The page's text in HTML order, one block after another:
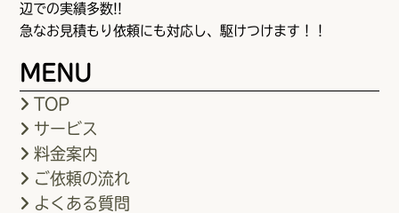
辺での実績多数!!
急なお見積もり依頼にも対応し、駆けつけます！！
MENU
TOP
サービス
料金案内
ご依頼の流れ
よくある質問